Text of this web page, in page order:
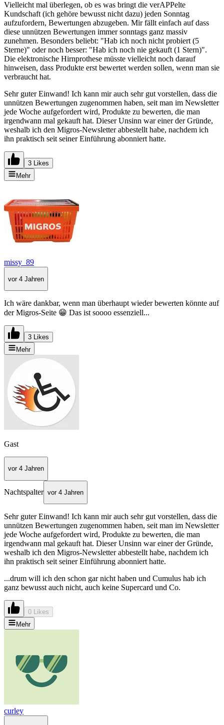
Vielleicht mal überlegen, ob es was bringt die verAPPelte
Kundschaft (ich gehöre bewusst nicht dazu) jeden Sonntag
aufzufordern, Bewertungen abzugeben. Mir fällt einfach auf dass
diese unnützen Bewertungen immer sonntags ganz massiv
zunehmen. Besonders beliebt: "Hab ich noch nicht probiert (5
Sterne)" oder noch besser: "Hab ich noch nie gekauft (1 Stern)".
Die elektronische Hirnprothese müsste vielleicht noch darauf
hinweisen, dass Produkte erst bewertet werden sollen, wenn man sie
verbraucht hat.
Sehr guter Einwand! Ich kann mir auch sehr gut vorstellen, dass die
unnützen Bewertungen zugenommen haben, seit man im Newsletter
jede Woche aufgefordert wird, Produkte zu bewerten, die man
irgendwann mal gekauft hat. Dieser Unsinn war einer der Gründe,
weshalb ich den Migros-Newsletter abbestellt habe, nachdem ich
ihn praktisch seit seiner Einführung abonniert hatte.
3 Likes
Mehr
missy_89
vor 4 Jahren
Ich wäre dankbar, wenn man überhaupt wieder bewerten könnte auf
der Migros-Seite 😁 Das ist soooo essenziell...
3 Likes
Mehr
Gast
vor 4 Jahren
Nachtspalter vor 4 Jahren
Sehr guter Einwand! Ich kann mir auch sehr gut vorstellen, dass die
unnützen Bewertungen zugenommen haben, seit man im Newsletter
jede Woche aufgefordert wird, Produkte zu bewerten, die man
irgendwann mal gekauft hat. Dieser Unsinn war einer der Gründe,
weshalb ich den Migros-Newsletter abbestellt habe, nachdem ich
ihn praktisch seit seiner Einführung abonniert hatte.
...drum will ich den schon gar nicht haben und Cumulus hab ich
ganz bewusst auch nicht, auch keine Supercard und Co.
0 Likes
Mehr
curley